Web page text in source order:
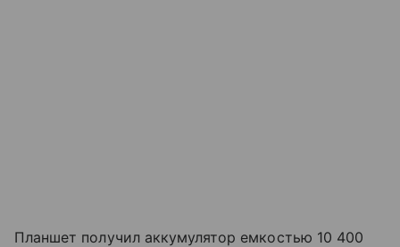
Планшет получил аккумулятор емкостью 10 400